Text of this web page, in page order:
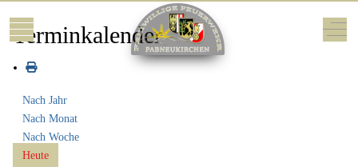
Mobile Menu Toggle Off-
Terminkalender
Nach Jahr
Nach Monat
Nach Woche
Heute